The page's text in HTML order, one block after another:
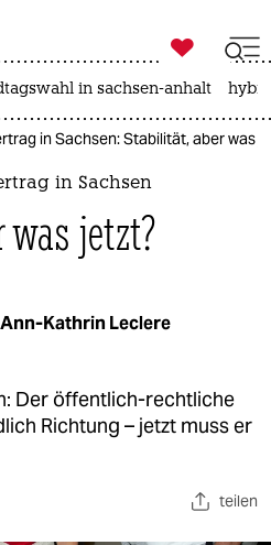
ich
ich

taz zahl ich
in sachsen-anhalt
in Sachsen: Stabilität, aber was
in Sachsen
jetzt?
Ann-Kathrin Leclere
Der öffentlich-rechtliche
Richtung – jetzt muss er
teilen